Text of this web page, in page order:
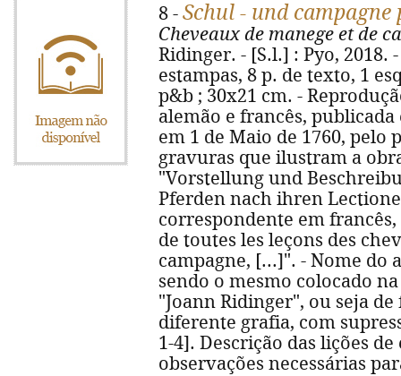
8 - Schul - und campagne
Cheveaux de manege et de
Ridinger. - [S.l.] : Pyo, 2018.
estampas, 8 p. de texto, 1
p&b ; 30x21 cm. -
alemão e francês,
em 1 de Maio de 1760,
gravuras que ilustram a
"Vorstellung und
Pferden nach ihren
correspondente em
de toutes les leçons des
campagne, [...]". - Nome do
sendo o mesmo colocado
"Joann Ridinger", ou seja
diferente grafia, com
1-4]. Descrição das lições
observações necessárias